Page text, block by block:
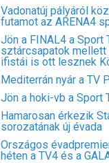
Vadonatúj pályáról
futamot az ARENA4
Jön a FINAL4 a Sport
sztárcsapatok mellett
ifistái is ott lesznek
Mediterrán nyár a TV
Jön a hoki-vb a Sport
Hamarosan érkezik
sorozatának új évada
Országos
héten a TV4 és a